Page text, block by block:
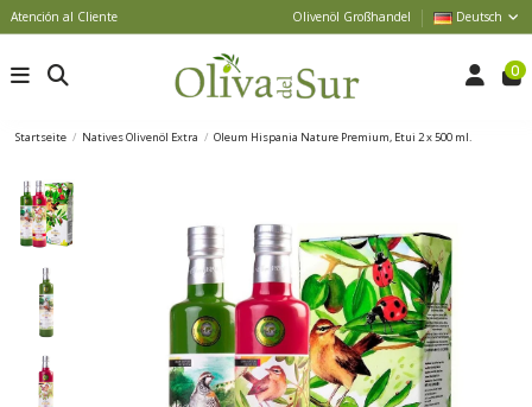
Atención al Cliente Olivenöl Großhandel Deutsch
0
Startseite Natives Olivenöl Extra Oleum Hispania Nature Premium, Etui 2 x 500 ml.